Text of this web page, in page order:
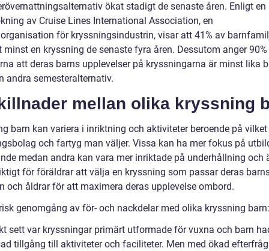
ökat stadigt de senaste åren. Enligt en
av Cruise Lines International Association, en
för kryssningsindustrin, visar att 41% av
minst en kryssning de senaste fyra åren. Dessutom anger
att deras barns upplevelser på kryssningarna är minst lika
andra semesteralternativ.
mellan olika kryssning
barn kan variera i inriktning och aktiviteter beroende på vilket
och fartyg man väljer. Vissa kan ha mer fokus på
medan andra kan vara mer inriktade på underhållning och
för föräldrar att välja en kryssning som passar deras
och åldrar för att maximera deras upplevelse ombord.
genomgång av för- och nackdelar med olika kryssning barn:
sett var kryssningar primärt utformade för vuxna och barn
tillgång till aktiviteter och faciliteter. Men med ökad